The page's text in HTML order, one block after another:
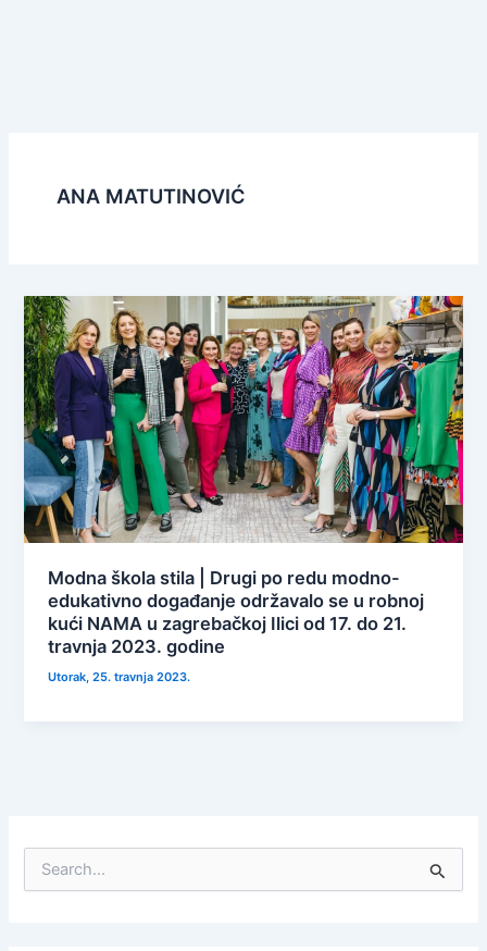
ANA MATUTINOVIĆ
Modna škola stila | Drugi po redu modno-
edukativno događanje održavalo se u robnoj
kući NAMA u zagrebačkoj Ilici od 17. do 21.
travnja 2023. godine
Utorak, 25. travnja 2023.